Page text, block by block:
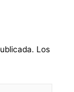
Los